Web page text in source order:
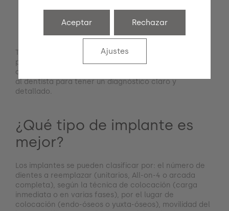
por el cirujano
Todos estos factores influyen en la decisión de
proceder o no a colocar implantes dentales, pero
como
al dentista para tener un diagnóstico claro y
detallado.
¿Qué tipo de implante es
mejor?
Los implantes se pueden clasificar por: el número de
dientes a reemplazar (unitarios, All-on-4 o arcada
completa), según la técnica de colocación (carga
inmediata o en varias fases), por el lugar de
colocación (endo-óseos o yuxta-óseos), movilidad del
Aceptar Rechazar
Ajustes